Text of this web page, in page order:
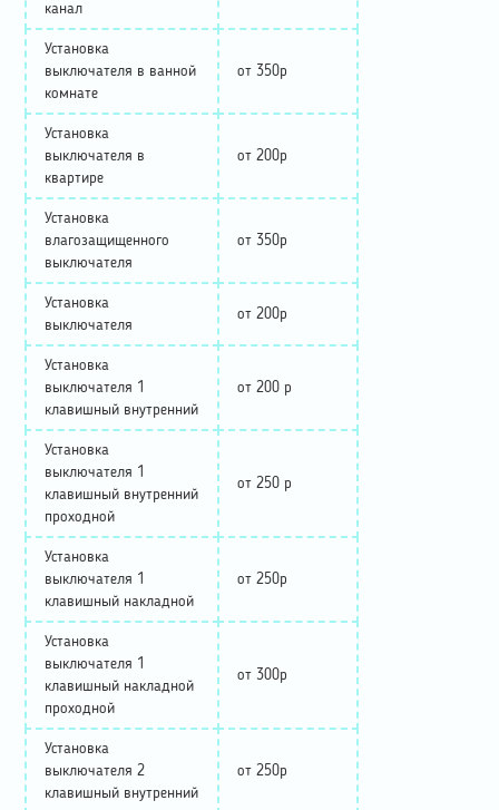
канал
Установка
выключателя в ванной
комнате
от 350р
Установка
выключателя в
квартире
от 200р
Установка
влагозащищенного
выключателя
от 350р
Установка
выключателя
от 200р
Установка
выключателя 1
клавишный внутренний
от 200 р
Установка
выключателя 1
клавишный внутренний
проходной
от 250 р
Установка
выключателя 1
клавишный накладной
от 250р
Установка
выключателя 1
клавишный накладной
проходной
от 300р
Установка
выключателя 2
клавишный внутренний
от 250р